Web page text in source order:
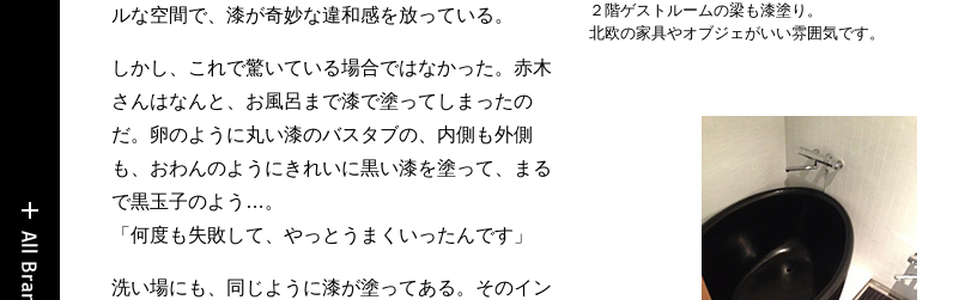
ルな空間で、漆が奇妙な違和感を放っている。
しかし、これで驚いている場合ではなかった。赤木
さんはなんと、お風呂まで漆で塗ってしまったの
だ。卵のように丸い漆のバスタブの、内側も外側
も、おわんのようにきれいに黒い漆を塗って、まる
で黒玉子のよう…。
「何度も失敗して、やっとうまくいったんです」
洗い場にも、同じように漆が塗ってある。そのイン
２階ゲストルームの梁も漆塗り。
北欧の家具やオブジェがいい雰囲気です。